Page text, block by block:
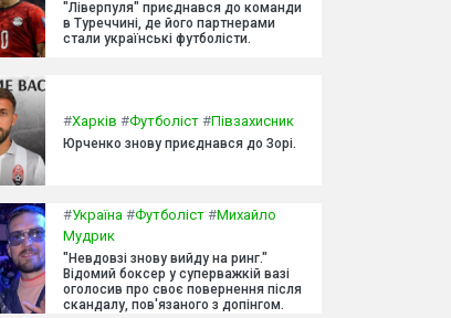
"Ліверпуля" приєднався до команди
в Туреччині, де його партнерами
стали українські футболісти.
#Харків #Футболіст #Півзахисник
Юрченко знову приєднався до Зорі.
#Україна #Футболіст #Михайло
Мудрик
"Невдовзі знову вийду на ринг."
Відомий боксер у суперважкій вазі
оголосив про своє повернення після
скандалу, пов'язаного з допінгом.